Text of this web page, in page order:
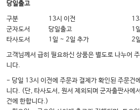
PART III: 에너지 기반 장치(Energy-Based
16. 박피성(기화성) 레이저의 사용에 있어서 안전
(Maximizing Safety with Ablative Lasers)
17. 비박피성 레이저에서의 안전성을 최대화하는
with Nonablative Lasers)
18. 트라이클로로아세트산과 제스너 화학박피의
Combined with Jessner’s Chemical Peel
당일출고
구분 13시 이전
군자도서
당일출고
1
타사도서
1일 ~ 2일 추가 2
고객님께서 급히 필요하신 상품은 별도로 나누어
니다.
- 당일 13시 이전에 주문과 결제가 확인된 주문건
니다. (단, 타사도서, 원서 제외되며 군자출판사에
건에 한합니다.)